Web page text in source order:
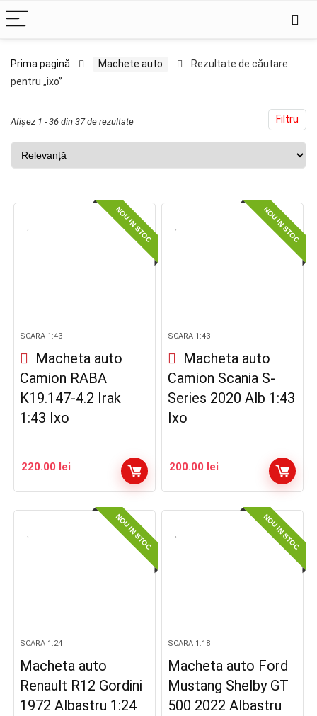
Prima pagină Machete auto
Rezultate de căutare
pentru „ixo”
Filtru
Afișez 1 - 36 din 37 de rezultate
NOU IN STOC
SCARA 1:43
Macheta auto
Camion RABA
K19.147-4.2 Irak
1:43 Ixo
220.00 lei
NOU IN STOC
SCARA 1:43
Macheta auto
Camion Scania S-
Series 2020 Alb 1:43
Ixo
200.00 lei
NOU IN STOC
SCARA 1:24
Macheta auto
Renault R12 Gordini
1972 Albastru 1:24
NOU IN STOC
SCARA 1:18
Macheta auto Ford
Mustang Shelby GT
500 2022 Albastru